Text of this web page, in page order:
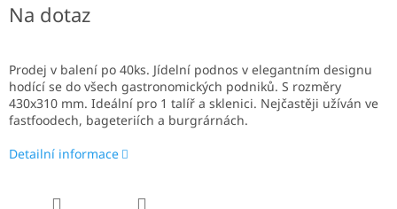
Na dotaz
Prodej v balení po 40ks. Jídelní podnos v elegantním designu
hodící se do všech gastronomických podniků. S rozměry
430x310 mm. Ideální pro 1 talíř a sklenici. Nejčastěji užíván ve
fastfoodech, bageteriích a burgrárnách.
Detailní informace